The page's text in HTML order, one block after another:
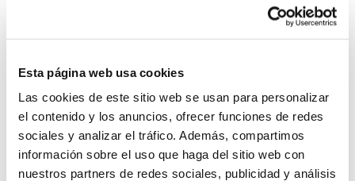
Esta página web usa cookies
Las cookies de este sitio web se usan para personalizar
el contenido y los anuncios, ofrecer funciones de redes
sociales y analizar el tráfico. Además, compartimos
información sobre el uso que haga del sitio web con
nuestros partners de redes sociales, publicidad y análisis
ESET NOD 32 ofrece versiones adaptadas para
entornos empresariales, con consolas de
este modo, puedes garantizar que todos los
dispositivos de tu red estén seguros, actualizados y
libres de amenazas.
Grupo-System, ¿Quiénes somos?
EnSystem Network Communication, con más de
15 años de experiencia, disponemos de un equipo de